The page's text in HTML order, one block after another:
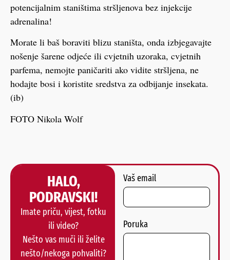
potencijalnim staništima stršljenova bez injekcije
adrenalina!
Morate li baš boraviti blizu staništa, onda izbjegavajte
nošenje šarene odjeće ili cvjetnih uzoraka, cvjetnih
parfema, nemojte paničariti ako vidite stršljena, ne
hodajte bosi i koristite sredstva za odbijanje insekata.
(ib)
FOTO Nikola Wolf
HALO,
PODRAVSKI!
Imate priču, vijest, fotku
ili video?
Nešto vas muči ili želite
nešto/nekoga pohvaliti?
Vaš email
Poruka